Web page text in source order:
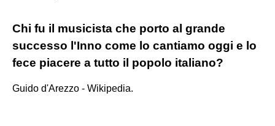
Chi fu il musicista che porto al grande
successo l'Inno come lo cantiamo oggi e lo
fece piacere a tutto il popolo italiano?
Guido d'Arezzo - Wikipedia.